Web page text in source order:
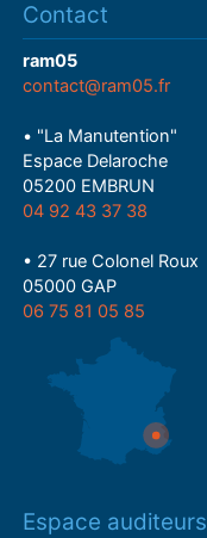
Contact
ram05
contact@ram05.fr
• "La Manutention"
Espace Delaroche
05200 EMBRUN
04 92 43 37 38
• 27 rue Colonel Roux
05000 GAP
06 75 81 05 85
Espace auditeurs